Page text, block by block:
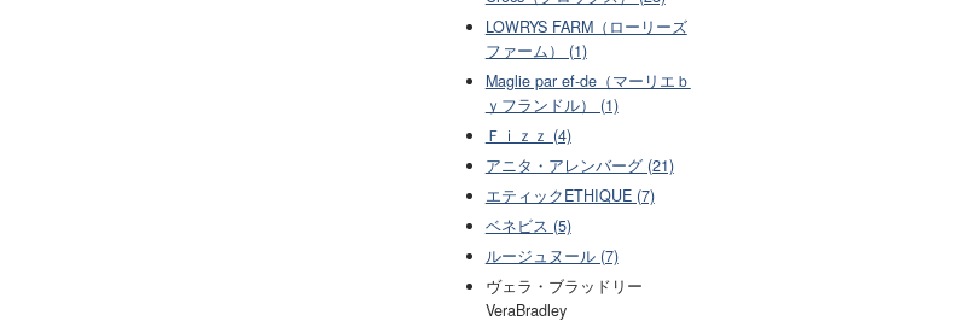
LOWRYS FARM（ローリーズ
ファーム） (1)
Maglie par ef-de（マーリエｂ
ｙフランドル） (1)
Ｆｉｚｚ (4)
アニタ・アレンバーグ (21)
エティックETHIQUE (7)
ベネビス (5)
ルージュヌール (7)
ヴェラ・ブラッドリー
VeraBradley